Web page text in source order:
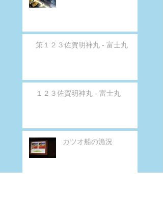
第１２３佐賀明神丸 - 富士丸
１２３佐賀明神丸 - 富士丸
カツオ船の漁況